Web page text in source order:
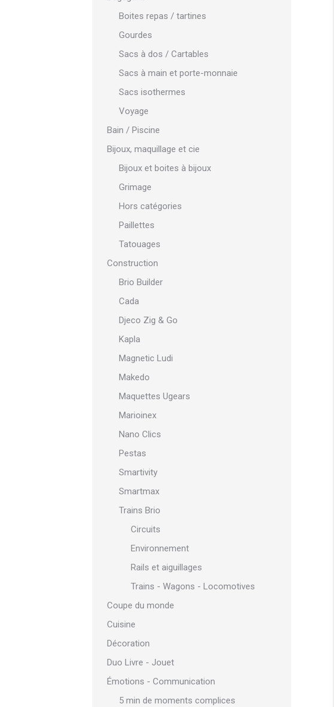
Boites repas / tartines
Gourdes
Sacs à dos / Cartables
Sacs à main et porte-monnaie
Sacs isothermes
Voyage
Bain / Piscine
Bijoux, maquillage et cie
Bijoux et boites à bijoux
Grimage
Hors catégories
Paillettes
Tatouages
Construction
Brio Builder
Cada
Djeco Zig & Go
Kapla
Magnetic Ludi
Makedo
Maquettes Ugears
Marioinex
Nano Clics
Pestas
Smartivity
Smartmax
Trains Brio
Circuits
Environnement
Rails et aiguillages
Trains - Wagons - Locomotives
Coupe du monde
Cuisine
Décoration
Duo Livre - Jouet
Émotions - Communication
5 min de moments complices